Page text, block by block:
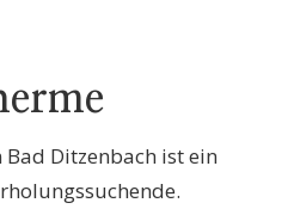
Bad Ditzenbach ist ein